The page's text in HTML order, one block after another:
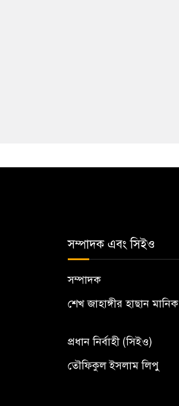
সম্পাদক এবং সিইও
সম্পাদক
শেখ জাহাঙ্গীর হাছান মানিক
প্রধান নির্বাহী (সিইও)
তৌফিকুল ইসলাম লিপু